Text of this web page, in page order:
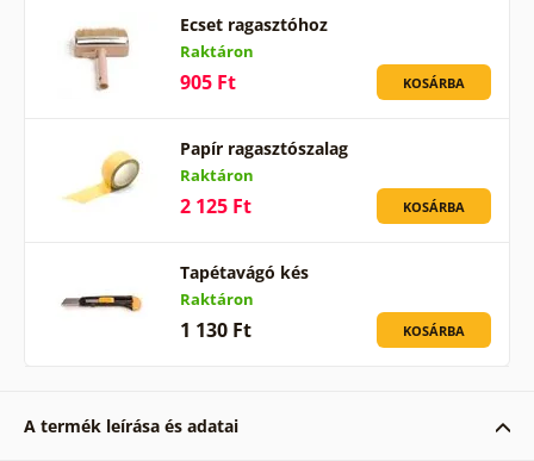
Ecset ragasztóhoz
Raktáron
905 Ft KOSÁRBA
Papír ragasztószalag
Raktáron
2 125 Ft KOSÁRBA
Tapétavágó kés
Raktáron
1 130 Ft KOSÁRBA
A termék leírása és adatai